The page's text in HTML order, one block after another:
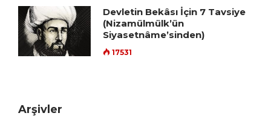
Devletin Bekâsı İçin 7 Tavsiye
(Nizamülmülk’ün
Siyasetnâme’sinden)
17531
Arşivler